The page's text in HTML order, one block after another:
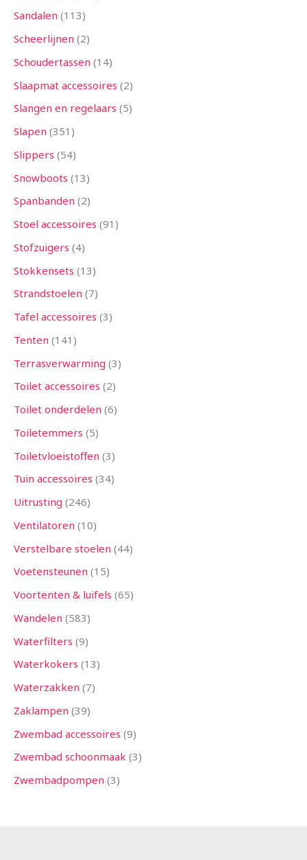
Sandalen 113
Scheerlijnen 2
Schoudertassen 14
Slaapmat accessoires 2
Slangen en regelaars 5
Slapen 351
Slippers 54
Snowboots 13
Spanbanden 2
Stoel accessoires 91
Stofzuigers 4
Stokkensets 13
Strandstoelen 7
Tafel accessoires 3
Tenten 141
Terrasverwarming 3
Toilet accessoires 2
Toilet onderdelen 6
Toiletemmers 5
Toiletvloeistoffen 3
Tuin accessoires 34
Uitrusting 246
Ventilatoren 10
Verstelbare stoelen 44
Voetensteunen 15
Voortenten & luifels 65
Wandelen 583
Waterfilters 9
Waterkokers 13
Waterzakken 7
Zaklampen 39
Zwembad accessoires 9
Zwembad schoonmaak 3
Zwembadpompen 3